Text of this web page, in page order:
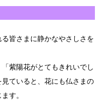
皆さまに静かなやさしさを
紫陽花がとてもきれいでし
ていると、花にも仏さまの
す。